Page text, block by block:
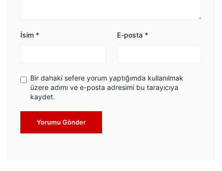
İsim * E-posta *
Bir dahaki sefere yorum yaptığımda kullanılmak
üzere adımı ve e-posta adresimi bu tarayıcıya
kaydet.
Yorumu Gönder